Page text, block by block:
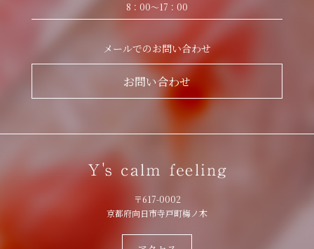
8：00〜17：00
メールでのお問い合わせ
お問い合わせ
〒617-0002
京都府向日市寺戸町梅ノ木